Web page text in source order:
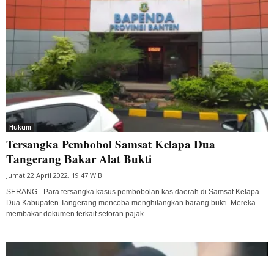
Hukum
Tersangka Pembobol Samsat Kelapa Dua
Tangerang Bakar Alat Bukti
Jumat 22 April 2022, 19:47 WIB
SERANG - Para tersangka kasus pembobolan kas daerah di Samsat Kelapa
Dua Kabupaten Tangerang mencoba menghilangkan barang bukti. Mereka
membakar dokumen terkait setoran pajak...